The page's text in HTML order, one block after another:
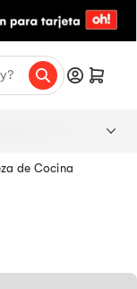
de Cocina